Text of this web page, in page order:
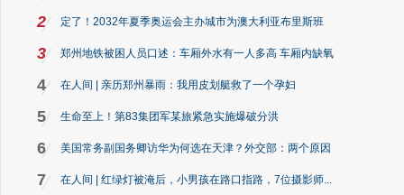
2 定了！2032年夏季奥运会主办城市为澳大利亚布里斯班
3 郑州地铁被困人员口述：车厢外水有一人多高 车厢内缺氧
4 在人间 | 亲历郑州暴雨：我用皮划艇救了一个孕妇
5 生命至上！第83集团军某旅紧急实施爆破分洪
6 美国常务副国务卿访华为何选在天津？外交部：两个原因
7 在人间 | 红绿灯被淹后，小男孩在路口指路，7位摄影师...